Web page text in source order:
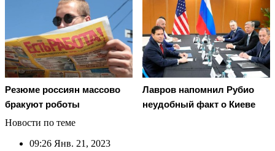
Резюме россиян массово
бракуют роботы
Лавров напомнил Рубио
неудобный факт о Киеве
Новости по теме
09:26 Янв. 21, 2023